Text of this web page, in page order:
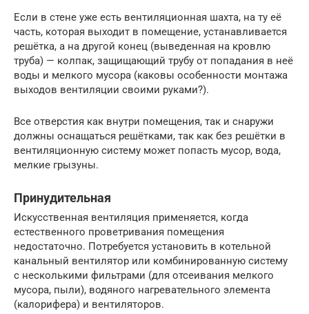
Если в стене уже есть вентиляционная шахта, на ту её
часть, которая выходит в помещение, устанавливается
решётка, а на другой конец (выведенная на кровлю
труба) — колпак, защищающий трубу от попадания в неё
воды и мелкого мусора (каковы особенности монтажа
выходов вентиляции своими руками?).
Все отверстия как внутри помещения, так и снаружи
должны оснащаться решётками, так как без решётки в
вентиляционную систему может попасть мусор, вода,
мелкие грызуны.
Принудительная
Искусственная вентиляция применяется, когда
естественного проветривания помещения
недостаточно. Потребуется установить в котельной
канальный вентилятор или комбинированную систему
с несколькими фильтрами (для отсеивания мелкого
мусора, пыли), водяного нагревательного элемента
(калорифера) и вентиляторов.